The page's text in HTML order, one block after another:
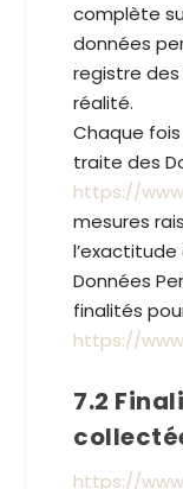
complète
données
registre
réalité.
Chaque
traite des
https://
mesures
Données
finalités
https://
7.2
https://